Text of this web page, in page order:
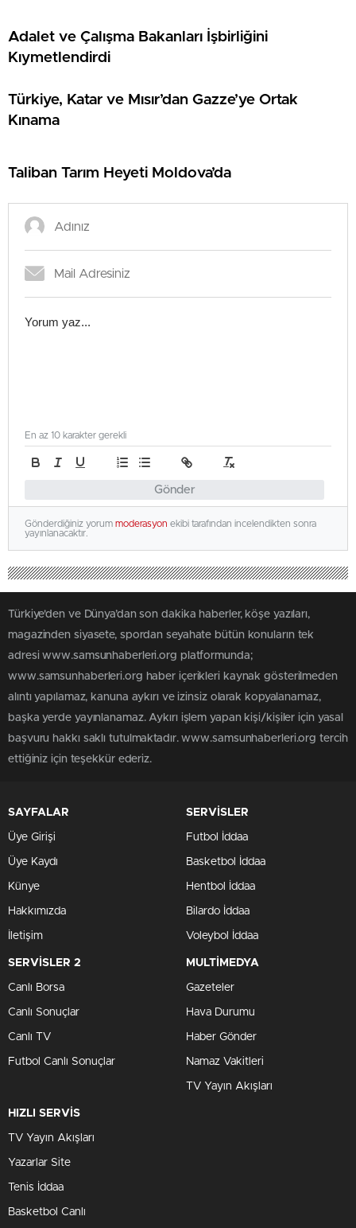
Adalet ve Çalışma Bakanları İşbirliğini
Kıymetlendirdi
Türkiye, Katar ve Mısır’dan Gazze’ye Ortak
Kınama
Taliban Tarım Heyeti Moldova’da
Gönder
En az 10 karakter gerekli
Gönderdiğiniz yorum moderasyon ekibi tarafından incelendikten sonra
yayınlanacaktır.
Türkiye'den ve Dünya’dan son dakika haberler, köşe yazıları,
magazinden siyasete, spordan seyahate bütün konuların tek
adresi www.samsunhaberleri.org platformunda;
www.samsunhaberleri.org haber içerikleri kaynak gösterilmeden
alıntı yapılamaz, kanuna aykırı ve izinsiz olarak kopyalanamaz,
başka yerde yayınlanamaz. Aykırı işlem yapan kişi/kişiler için yasal
başvuru hakkı saklı tutulmaktadır. www.samsunhaberleri.org tercih
ettiğiniz için teşekkür ederiz.
SAYFALAR
Üye Girişi
Üye Kaydı
Künye
Hakkımızda
İletişim
SERVİSLER
Futbol İddaa
Basketbol İddaa
Hentbol İddaa
Bilardo İddaa
Voleybol İddaa
SERVİSLER 2
Canlı Borsa
Canlı Sonuçlar
Canlı TV
Futbol Canlı Sonuçlar
MULTİMEDYA
Gazeteler
Hava Durumu
Haber Gönder
Namaz Vakitleri
TV Yayın Akışları
HIZLI SERVİS
TV Yayın Akışları
Yazarlar Site
Tenis İddaa
Basketbol Canlı